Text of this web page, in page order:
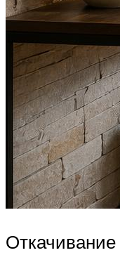
Откачивание